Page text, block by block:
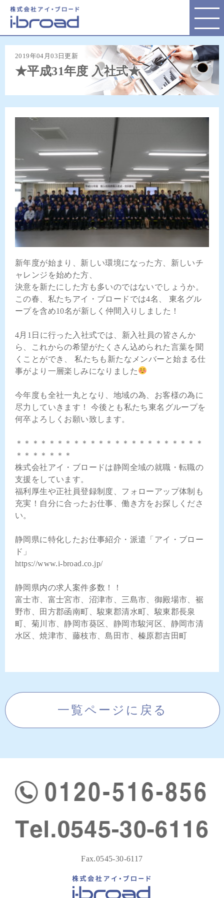
★平成31年度 入社式★
2019年04月03日更新
新年度が始まり、新しい環境になった方、新しいチ
ャレンジを始めた方、
決意を新たにした方も多いのではないでしょうか。
この春、私たちアイ・ブロードでは4名、 東名グル
ープを含め10名が新しく仲間入りしました！
4月1日に行った入社式では、新入社員の皆さんか
ら、これからの希望がたくさん込められた言葉を聞
くことができ、 私たちも新たなメンバーと始まる仕
事がより一層楽しみになりました
今年度も全社一丸となり、地域の為、お客様の為に
尽力していきます！ 今後とも私たち東名グループを
何卒よろしくお願い致します。
＊＊＊＊＊＊＊＊＊＊＊＊＊＊＊＊＊＊＊＊＊＊＊
＊＊＊＊＊＊＊
株式会社アイ・ブロードは静岡全域の就職・転職の
支援をしています。
福利厚生や正社員登録制度、フォローアップ体制も
充実！自分に合ったお仕事、働き方をお探しくださ
い。
静岡県に特化したお仕事紹介・派遣「アイ・ブロー
ド」
https://www.i-broad.co.jp/
静岡県内の求人案件多数！！
富士市、富士宮市、沼津市、三島市、御殿場市、裾
野市、田方郡函南町、駿東郡清水町、駿東郡長泉
町、菊川市、静岡市葵区、静岡市駿河区、静岡市清
水区、焼津市、藤枝市、島田市、榛原郡吉田町
一覧ページに戻る
Fax.0545-30-6117